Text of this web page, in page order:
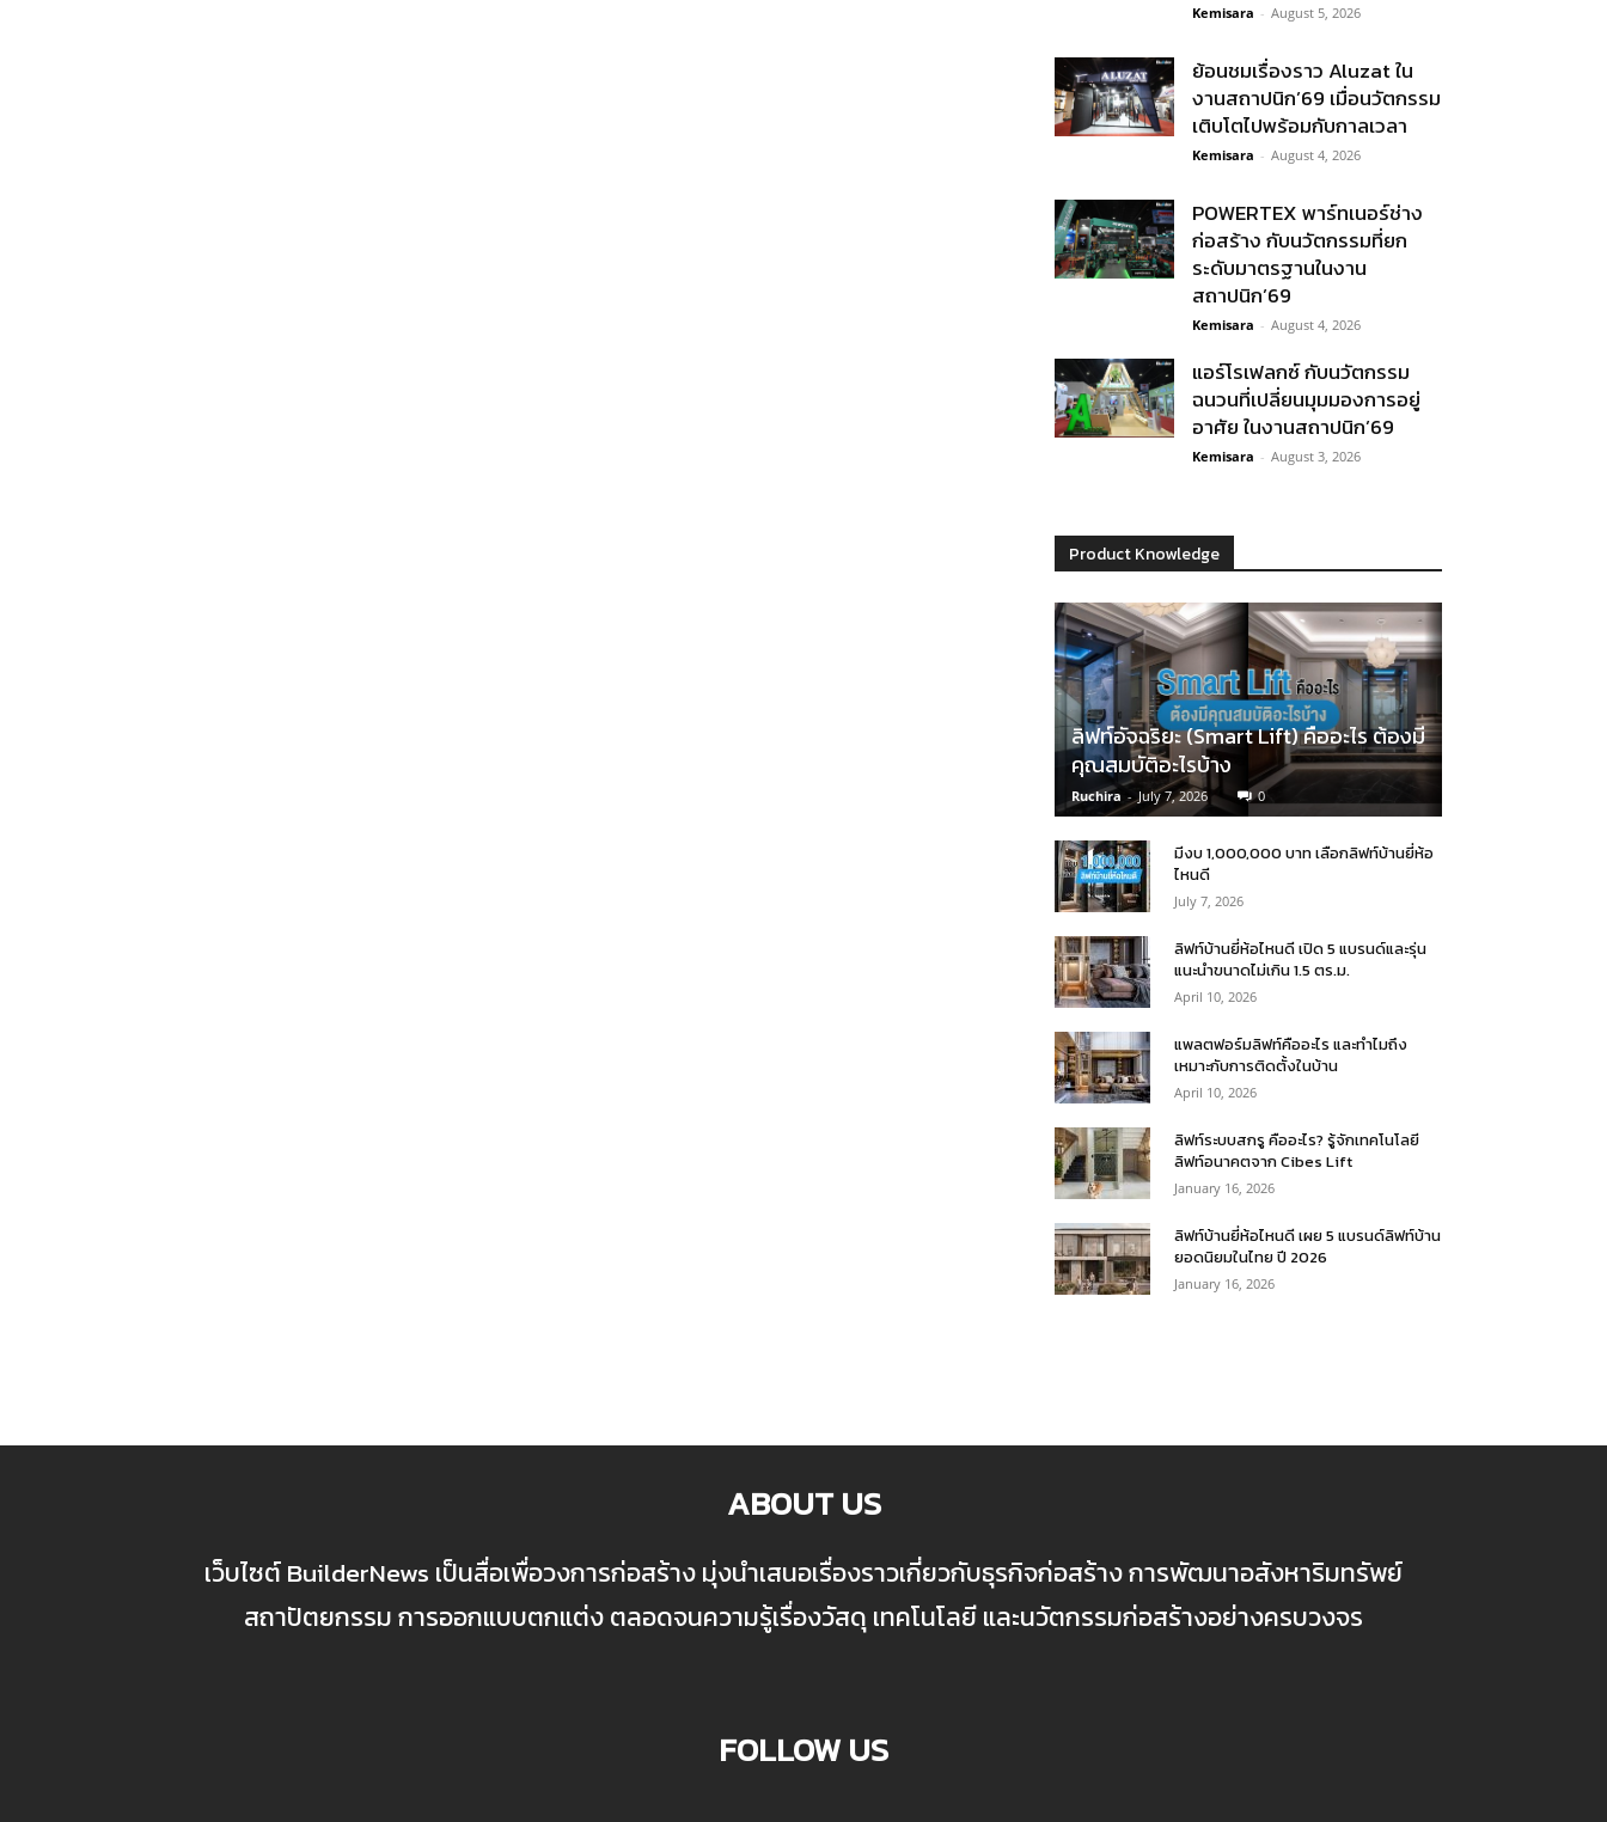
Kemisara - August 5, 2026
ย้อนชมเรื่องราว Aluzat ใน
งานสถาปนิก’69 เมื่อนวัตกรรม
เติบโตไปพร้อมกับกาลเวลา
Kemisara - August 4, 2026
POWERTEX พาร์ทเนอร์ช่าง
ก่อสร้าง กับนวัตกรรมที่ยก
ระดับมาตรฐานในงาน
สถาปนิก’69
Kemisara - August 4, 2026
แอร์โรเฟลกซ์ กับนวัตกรรม
ฉนวนที่เปลี่ยนมุมมองการอยู่
อาศัย ในงานสถาปนิก’69
Kemisara - August 3, 2026
Product Knowledge
ลิฟท์อัจฉริยะ (Smart Lift) คืออะไร ต้องมี
คุณสมบัติอะไรบ้าง
Ruchira - July 7, 2026 0
มีงบ 1,000,000 บาท เลือกลิฟท์บ้านยี่ห้อ
ไหนดี
July 7, 2026
ลิฟท์บ้านยี่ห้อไหนดี เปิด 5 แบรนด์และรุ่น
แนะนำขนาดไม่เกิน 1.5 ตร.ม.
April 10, 2026
แพลตฟอร์มลิฟท์คืออะไร และทำไมถึง
เหมาะกับการติดตั้งในบ้าน
April 10, 2026
ลิฟท์ระบบสกรู คืออะไร? รู้จักเทคโนโลยี
ลิฟท์อนาคตจาก Cibes Lift
January 16, 2026
ลิฟท์บ้านยี่ห้อไหนดี เผย 5 แบรนด์ลิฟท์บ้าน
ยอดนิยมในไทย ปี 2026
January 16, 2026
ABOUT US
เว็บไซต์ BuilderNews เป็นสื่อเพื่อวงการก่อสร้าง มุ่งนำเสนอเรื่องราวเกี่ยวกับธุรกิจก่อสร้าง การพัฒนาอสังหาริมทรัพย์
สถาปัตยกรรม การออกแบบตกแต่ง ตลอดจนความรู้เรื่องวัสดุ เทคโนโลยี และนวัตกรรมก่อสร้างอย่างครบวงจร
FOLLOW US